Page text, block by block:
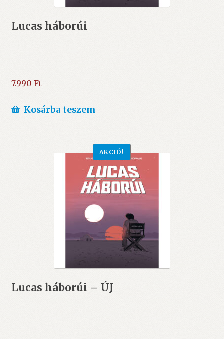
Lucas háborúi
7.990 Ft
Kosárba teszem
Lucas háborúi – ÚJ
AKCIÓ!